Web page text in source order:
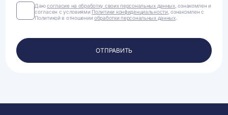
Даю
согласие
на
своих
персональных
данных.
Даюсогласие на обработку своих персональных данных, ознакомлен и
согласен с условиями Политики конфиденциальности , ознакомлен с
Политикой в отношенииобработки персональных данных.
ОТПРАВИТЬ